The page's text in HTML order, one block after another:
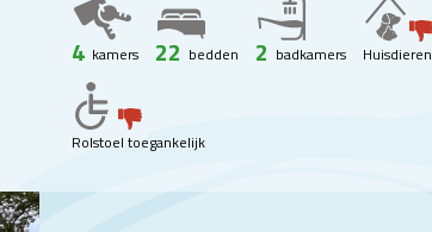
4 kamers 22 bedden 2 badkamers Huisdieren
Rolstoel toegankelijk